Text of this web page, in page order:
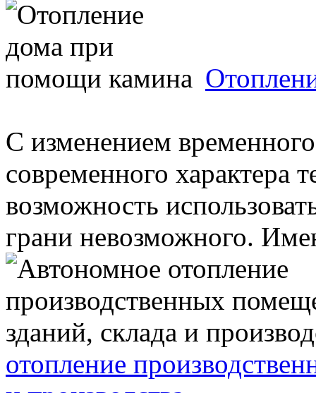
С изменением
современного характера
возможность
грани невозможного.
отопление